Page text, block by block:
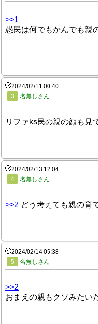
>>1
愚民は何でもかんでも親
2024/02/11 00:40
3
名無しさん
リファks民の親の顔も見
2024/02/13 12:04
4
名無しさん
>>2 どう考えても親の育
2024/02/14 05:38
5
名無しさん
>>2
おまえの親もクソみたい